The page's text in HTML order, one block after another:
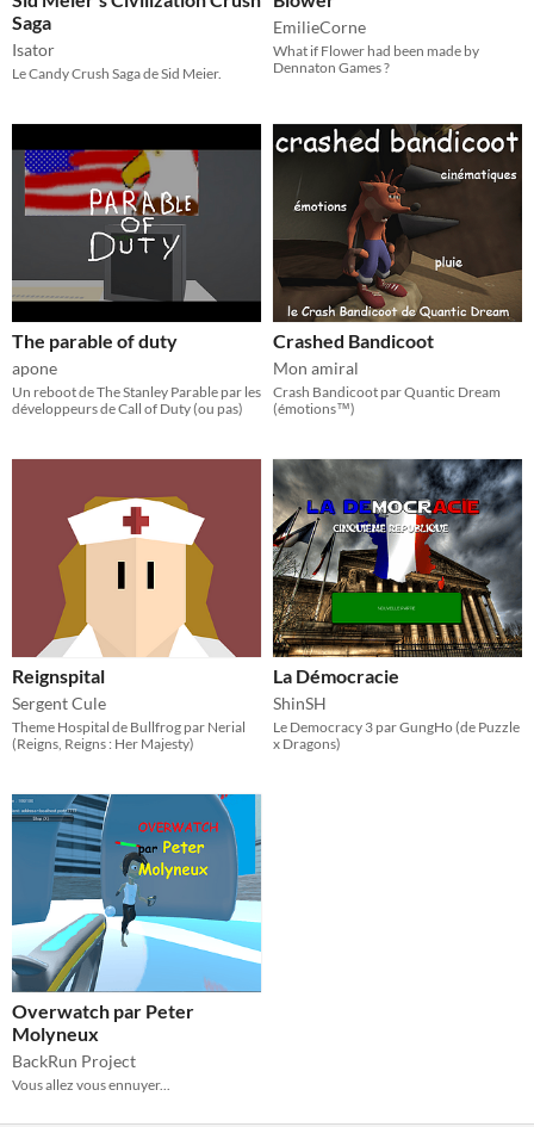
Saga
Isator
Le Candy Crush Saga de Sid Meier.
EmilieCorne
What if Flower had been made by
Dennaton Games ?
The parable of duty
apone
Un reboot de The Stanley Parable par les
développeurs de Call of Duty (ou pas)
Crashed Bandicoot
Mon amiral
Crash Bandicoot par Quantic Dream
(émotions™)
Reignspital
Sergent Cule
Theme Hospital de Bullfrog par Nerial
(Reigns, Reigns : Her Majesty)
La Démocracie
ShinSH
Le Democracy 3 par GungHo (de Puzzle
x Dragons)
Overwatch par Peter
Molyneux
BackRun Project
Vous allez vous ennuyer...